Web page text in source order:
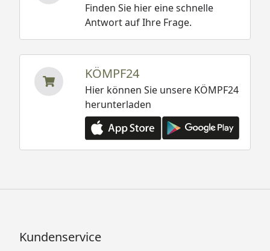
Finden Sie hier eine schnelle
Antwort auf Ihre Frage.
KÖMPF24
Hier können Sie unsere KÖMPF24
herunterladen
Kundenservice